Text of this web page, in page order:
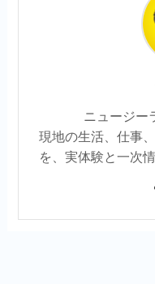
ニュージー
現地の生活、仕事
を、実体験と一次